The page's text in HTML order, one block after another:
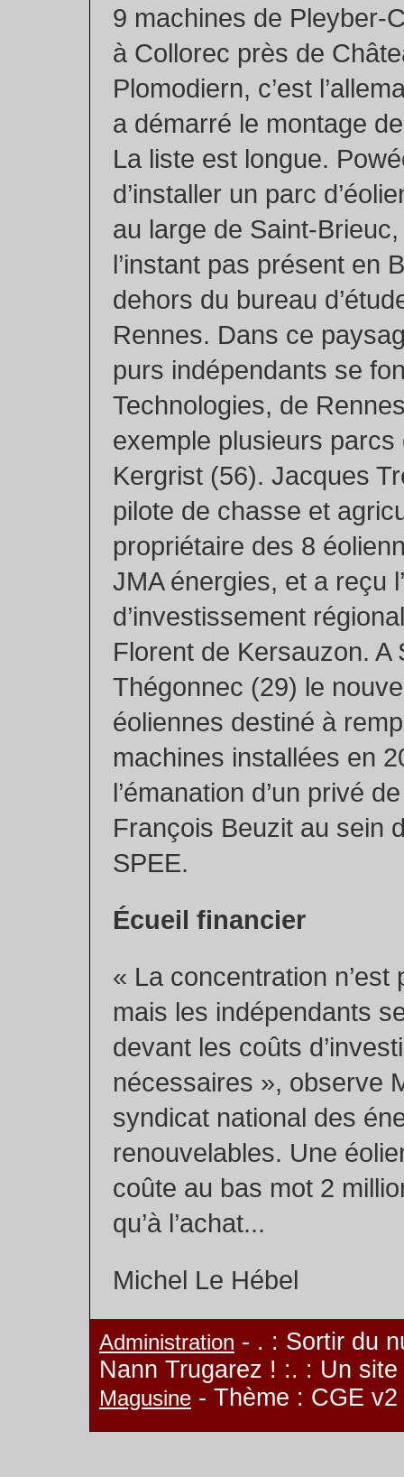
9 machines de Pleyber-
à Collorec près de
Plomodiern, c’est
a démarré le montage
La liste est longue.
d’installer un parc
au large de Saint-Brieuc,
l’instant pas présent en
dehors du bureau
Rennes. Dans ce
purs indépendants se
Technologies, de
exemple plusieurs parcs
Kergrist (56). Jacques
pilote de chasse et
propriétaire des 8
JMA énergies, et a reçu
d’investissement
Florent de Kersauzon. A
Thégonnec (29) le
éoliennes destiné à
machines installées en
l’émanation d’un privé
François Beuzit au sein
SPEE.
Écueil financier
« La concentration n’est
mais les indépendants
devant les coûts
nécessaires », observe
syndicat national des
renouvelables. Une
coûte au bas mot 2
qu’à l’achat...
Michel Le Hébel
Administration - . : Sortir du
Nann Trugarez ! :. : Un
Magusine - Thème : CGE v2